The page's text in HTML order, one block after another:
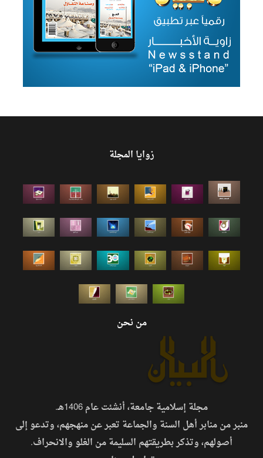
زوايا المجلة
من نحن
مجلة إسلامية جامعة، أنشئت عام 1406هـ.
منبر من منابر أهل السنة والجماعة تعبر عن منهجهم، وتدعو إلى
أصولهم، وتذكر بطريقتهم السليمة من الغلو والانحراف.